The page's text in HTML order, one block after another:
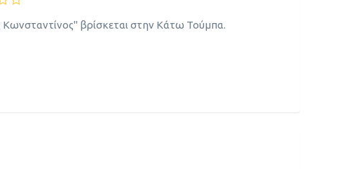
Κωνσταντίνος" βρίσκεται στην Κάτω Τούμπα.